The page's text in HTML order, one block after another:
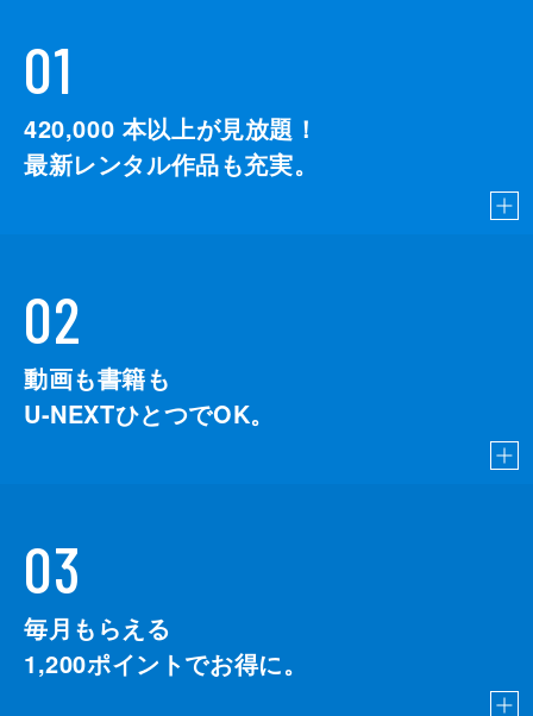
01
420,000 本以上が見放題！
最新レンタル作品も充実。
02
動画も書籍も
U-NEXTひとつでOK。
03
毎月もらえる
1,200ポイントでお得に。